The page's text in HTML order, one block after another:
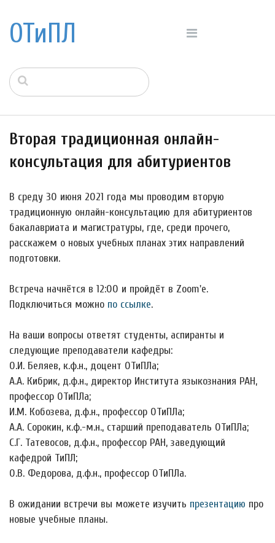
ОТиПЛ
Вторая традиционная онлайн-
консультация для абитуриентов
В среду 30 июня 2021 года мы проводим вторую
традиционную онлайн-консультацию для абитуриентов
бакалавриата и магистратуры, где, среди прочего,
расскажем о новых учебных планах этих направлений
подготовки.
Встреча начнётся в 12:00 и пройдёт в Zoom'е.
Подключиться можно по ссылке.
На ваши вопросы ответят студенты, аспиранты и
следующие преподаватели кафедры:
О.И. Беляев, к.ф.н., доцент ОТиПЛа;
А.А. Кибрик, д.ф.н., директор Института языкознания РАН,
профессор ОТиПЛа;
И.М. Кобозева, д.ф.н., профессор ОТиПЛа;
А.А. Сорокин, к.ф.-м.н., старший преподаватель ОТиПЛа;
С.Г. Татевосов, д.ф.н., профессор РАН, заведующий
кафедрой ТиПЛ;
О.В. Федорова, д.ф.н., профессор ОТиПЛа.
В ожидании встречи вы можете изучить презентацию про
новые учебные планы.